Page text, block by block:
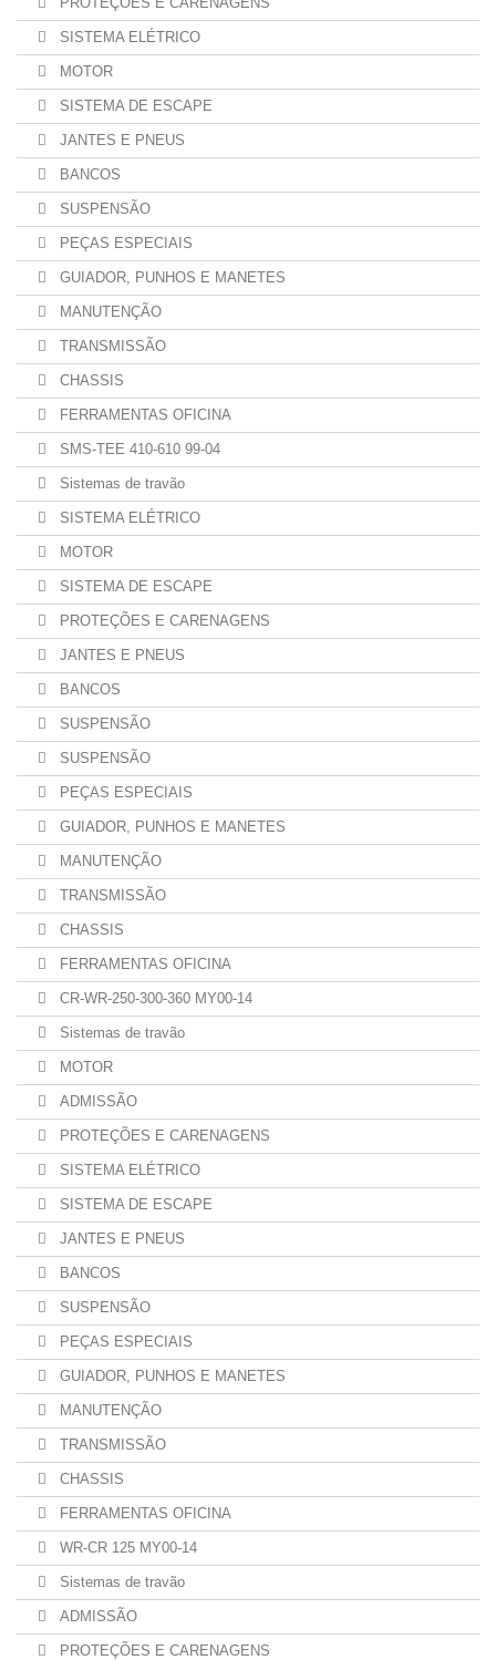
SISTEMA ELÉTRICO
MOTOR
SISTEMA DE ESCAPE
JANTES E PNEUS
BANCOS
SUSPENSÃO
PEÇAS ESPECIAIS
GUIADOR, PUNHOS E MANETES
MANUTENÇÃO
TRANSMISSÃO
CHASSIS
FERRAMENTAS OFICINA
SMS-TEE 410-610 99-04
Sistemas de travão
SISTEMA ELÉTRICO
MOTOR
SISTEMA DE ESCAPE
PROTEÇÕES E CARENAGENS
JANTES E PNEUS
BANCOS
SUSPENSÃO
SUSPENSÃO
PEÇAS ESPECIAIS
GUIADOR, PUNHOS E MANETES
MANUTENÇÃO
TRANSMISSÃO
CHASSIS
FERRAMENTAS OFICINA
CR-WR-250-300-360 MY00-14
Sistemas de travão
MOTOR
ADMISSÃO
PROTEÇÕES E CARENAGENS
SISTEMA ELÉTRICO
SISTEMA DE ESCAPE
JANTES E PNEUS
BANCOS
SUSPENSÃO
PEÇAS ESPECIAIS
GUIADOR, PUNHOS E MANETES
MANUTENÇÃO
TRANSMISSÃO
CHASSIS
FERRAMENTAS OFICINA
WR-CR 125 MY00-14
Sistemas de travão
ADMISSÃO
PROTEÇÕES E CARENAGENS